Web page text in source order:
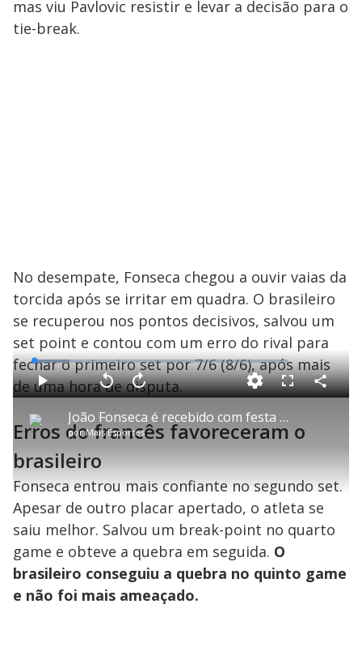
mas viu Pavlovic resistir e levar a decisão para o
tie-break.
No desempate, Fonseca chegou a ouvir vaias da
torcida após se irritar em quadra. O brasileiro
se recuperou nos pontos decisivos, salvou um
set point e contou com um erro do rival para
fechar o primeiro set por 7/6 (8/6), após mais
de uma hora de disputa.
P
l
a
y
V
João Fonseca é recebido com festa de fãs no Rio Open
porMais Esportes
P V
t
a
r
u
n
o
s
A
n
ç
a
g
u
d
o
M
u
L
o
a
d
e
3
.
6
%
F C
o
r
Erros do francês favoreceram o
brasileiro
Fonseca entrou mais confiante no segundo set.
Apesar de outro placar apertado, o atleta se
saiu melhor. Salvou um break-point no quarto
game e obteve a quebra em seguida. O
brasileiro conseguiu a quebra no quinto game
e não foi mais ameaçado.